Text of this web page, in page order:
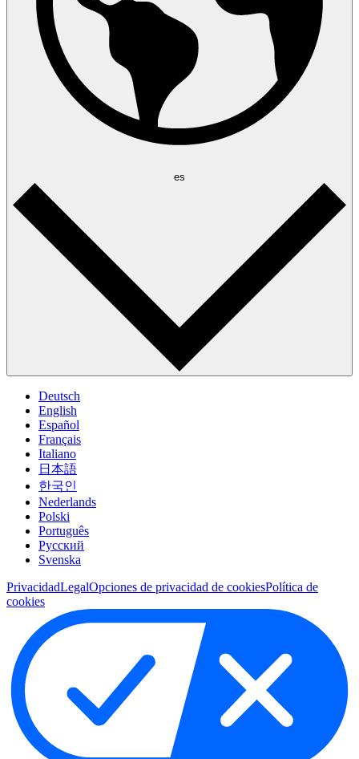
es
Deutsch
English
Español
Français
Italiano
日本語
한국인
Nederlands
Polski
Português
Pусский
Svenska
PrivacidadLegalOpciones de privacidad de cookiesPolítica de
cookies